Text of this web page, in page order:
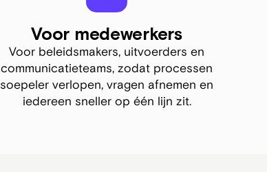
Voor medewerkers
Voor beleidsmakers, uitvoerders en
communicatieteams, zodat processen
soepeler verlopen, vragen afnemen en
iedereen sneller op één lijn zit.